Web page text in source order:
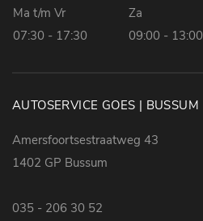
Ma t/m Vr
07:30 - 17:30
Za
09:00 - 13:00
AUTOSERVICE GOES | BUSSUM
Amersfoortsestraatweg 43
1402 GP Bussum
035 - 206 30 52